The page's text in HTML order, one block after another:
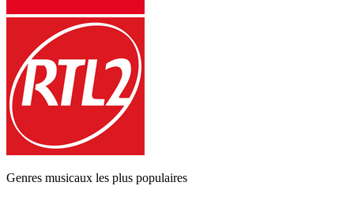
Genres musicaux les plus populaires